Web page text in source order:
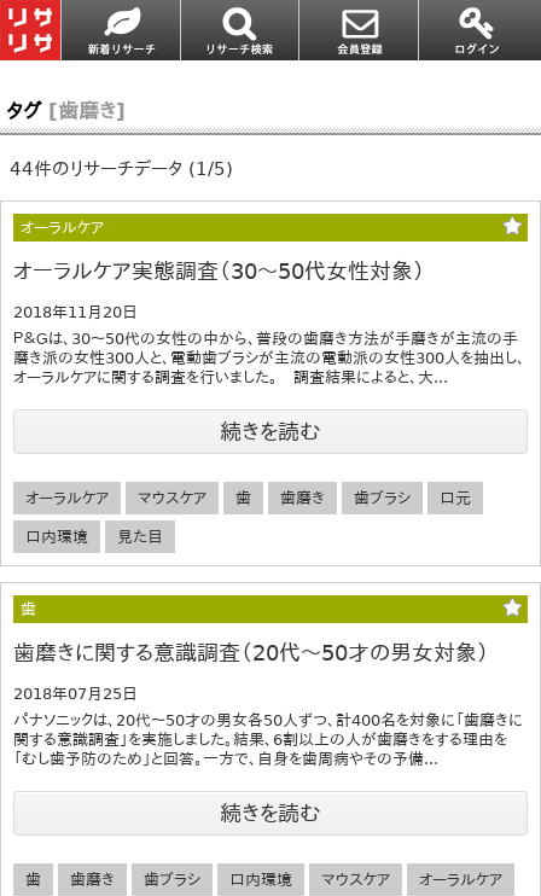
タグ [歯磨き]
44件のリサーチデータ (1/5)
オーラルケア
オーラルケア実態調査（30〜50代女性対象）
2018年11月20日
Ｐ＆Ｇは、30～50代の女性の中から、普段の歯磨き方法が手磨きが主流の手
磨き派の女性300人と、電動歯ブラシが主流の電動派の女性300人を抽出し、
オーラルケアに関する調査を行いました。 調査結果によると、大...
続きを読む
オーラルケア マウスケア 歯 歯磨き 歯ブラシ 口元
口内環境 見た目
歯
歯磨きに関する意識調査（20代～50才の男女対象）
2018年07月25日
パナソニックは、20代～50才の男女各50人ずつ、計400名を対象に「歯磨きに
関する意識調査」を実施しました。結果、6割以上の人が歯磨きをする理由を
「むし歯予防のため」と回答。一方で、自身を歯周病やその予備...
続きを読む
歯 歯磨き 歯ブラシ 口内環境 マウスケア オーラルケア